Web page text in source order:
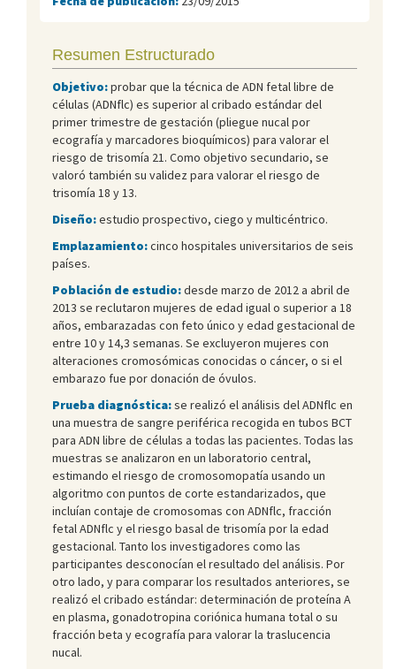
Resumen Estructurado
Objetivo:probar que la técnica de ADN fetal libre de
células (ADNflc) es superior al cribado estándar del
primer trimestre de gestación (pliegue nucal por
ecografía y marcadores bioquímicos) para valorar el
riesgo de trisomía 21. Como objetivo secundario, se
valoró también su validez para valorar el riesgo de
trisomía 18 y 13.
Diseño:estudio prospectivo, ciego y multicéntrico.
Emplazamiento:cinco hospitales universitarios de seis
países.
Población de estudio:desde marzo de 2012 a abril de
2013 se reclutaron mujeres de edad igual o superior a 18
años, embarazadas con feto único y edad gestacional de
entre 10 y 14,3 semanas. Se excluyeron mujeres con
alteraciones cromosómicas conocidas o cáncer, o si el
embarazo fue por donación de óvulos.
Prueba diagnóstica:se realizó el análisis del ADNflc en
una muestra de sangre periférica recogida en tubos BCT
para ADN libre de células a todas las pacientes. Todas las
muestras se analizaron en un laboratorio central,
estimando el riesgo de cromosomopatía usando un
algoritmo con puntos de corte estandarizados, que
incluían contaje de cromosomas con ADNflc, fracción
fetal ADNflc y el riesgo basal de trisomía por la edad
gestacional. Tanto los investigadores como las
participantes desconocían el resultado del análisis. Por
otro lado, y para comparar los resultados anteriores, se
realizó el cribado estándar: determinación de proteína A
en plasma, gonadotropina coriónica humana total o su
fracción beta y ecografía para valorar la traslucencia
nucal.